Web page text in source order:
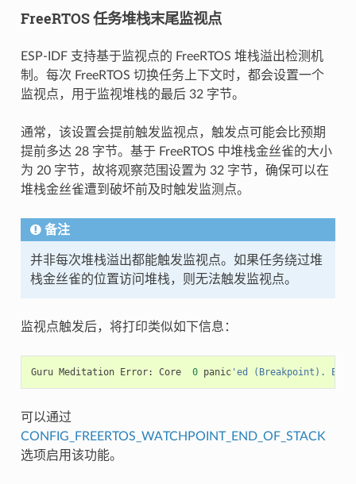
FreeRTOS 任务堆栈末尾监视点
ESP-IDF 支持基于监视点的 FreeRTOS 堆栈溢出检测机
制。每次 FreeRTOS 切换任务上下文时，都会设置一个
监视点，用于监视堆栈的最后 32 字节。
通常，该设置会提前触发监视点，触发点可能会比预期
提前多达 28 字节。基于 FreeRTOS 中堆栈金丝雀的大小
为 20 字节，故将观察范围设置为 32 字节，确保可以在
堆栈金丝雀遭到破坏前及时触发监测点。
备注
并非每次堆栈溢出都能触发监视点。如果任务绕过堆
栈金丝雀的位置访问堆栈，则无法触发监视点。
监视点触发后，将打印类似如下信息：
Guru Meditation Error: Core 0 panic'ed (Breakpoint).
可以通过
CONFIG_FREERTOS_WATCHPOINT_END_OF_STACK
选项启用该功能。